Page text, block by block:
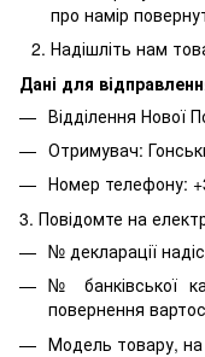
про намір
Надішліть нам
Дані для
Відділення Нової
Отримувач:
Номер телефону:
3. Повідомте на
№ декларації
№ банківської
повернення
Модель товару, на